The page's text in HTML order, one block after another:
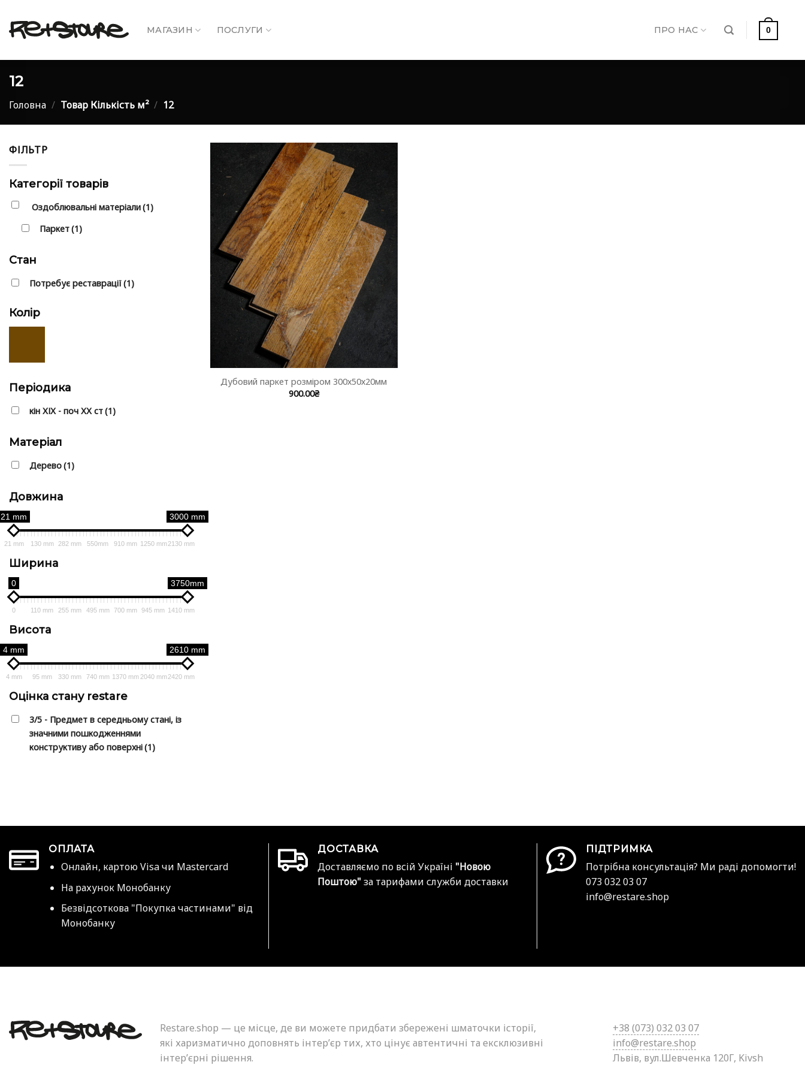
content
МАГАЗИН ПОСЛУГИ ПРО НАС 0
12
Головна / Товар Кількість м² / 12
ФІЛЬТР
Категорії товарів
Оздоблювальні матеріали(1)
Паркет(1)
Стан
Потребує реставрації(1)
Колір
Періодика
⁠кін ХІХ - поч ХХ ст(1)
Матеріал
Дерево(1)
Довжина
21 mm 3000 mm
21 mm 130 mm 282 mm 550mm 910 mm 1250 mm 2130 mm
Ширина
0 3750mm
0 110 mm 255 mm 495 mm 700 mm 945 mm 1410 mm
Висота
4 mm 2610 mm
4 mm 95 mm 330 mm 740 mm 1370 mm 2040 mm 2420 mm
Оцінка стану restare
3/5 - Предмет в середньому стані, із
значними пошкодженнями
конструктиву або поверхні(1)
Дубовий паркет розміром 300х50х20мм
900.00₴
ОПЛАТА
Онлайн, картою Visa чи Mastercard
На рахунок Монобанку
Безвідсоткова "Покупка частинами" від
Монобанку
ДОСТАВКА
Доставляємо по всій Україні "Новою
Поштою" за тарифами служби доставки
ПІДТРИМКА
Потрібна консультація? Ми раді допомогти!
073 032 03 07
info@restare.shop
Restare.shop — це місце, де ви можете придбати збережені шматочки історії,
які харизматично доповнять інтер’єр тих, хто цінує автентичні та ексклюзивні
інтер’єрні рішення.
+38 (073) 032 03 07
info@restare.shop
Львів, вул.Шевченка 120Г, Kivsh